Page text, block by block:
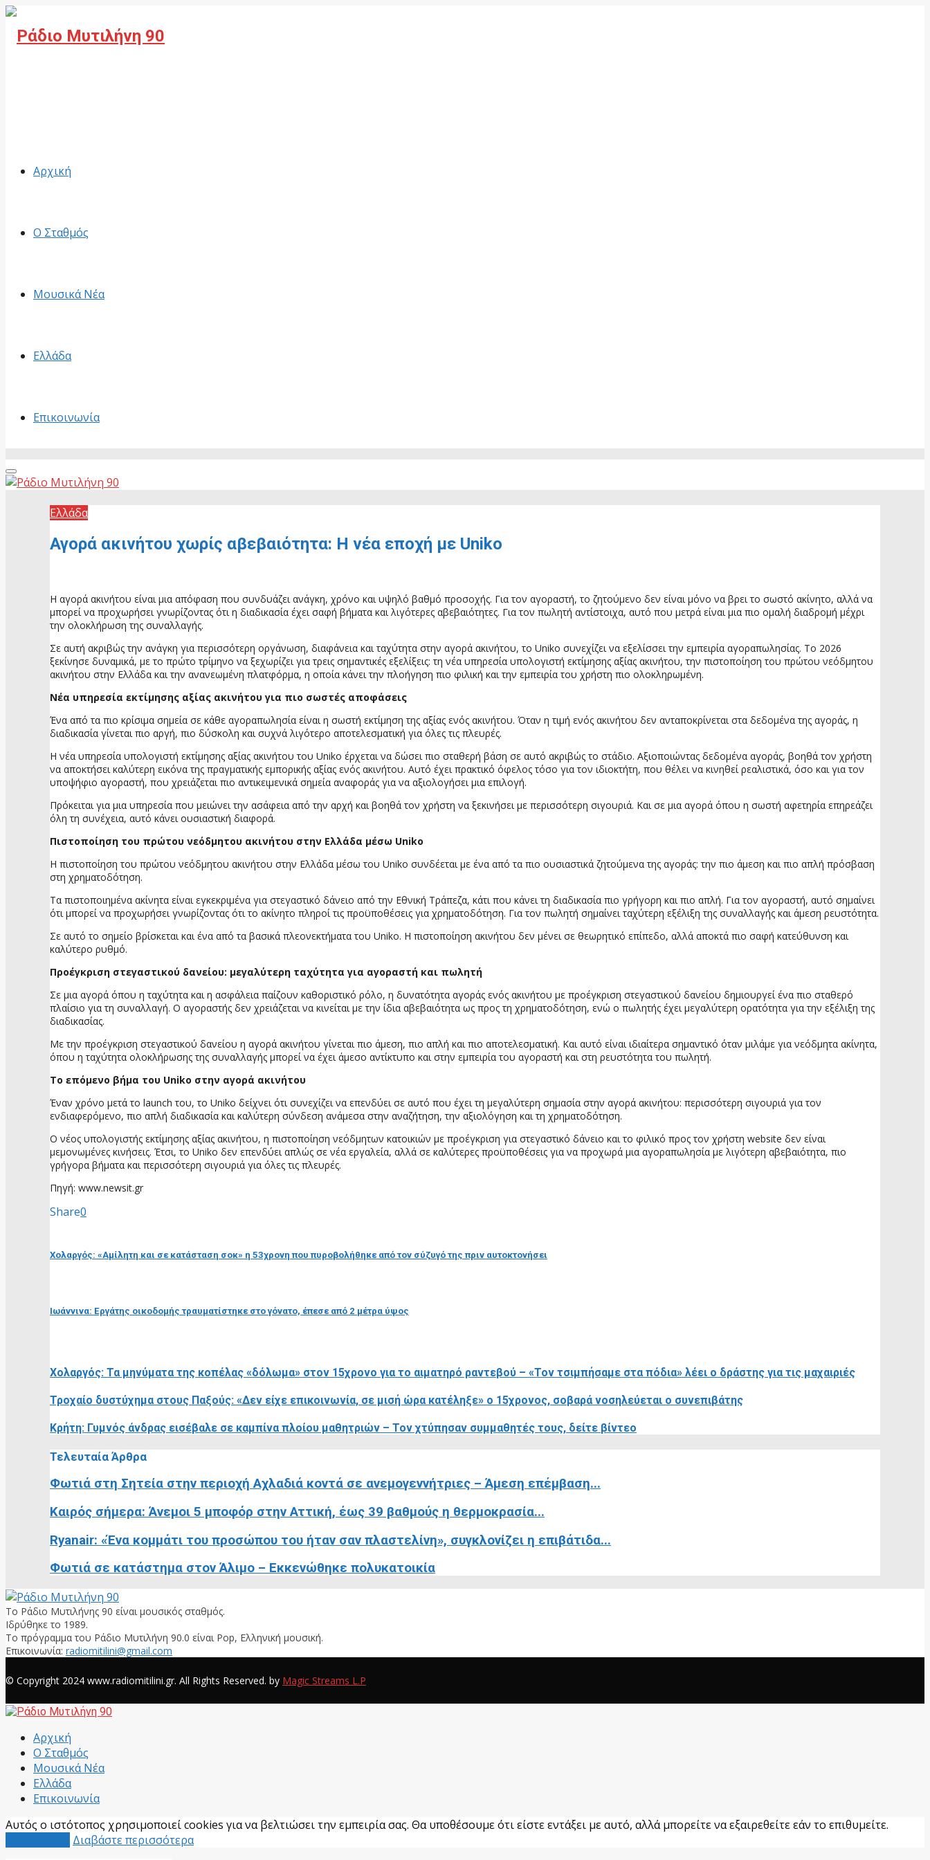
Αρχική
Ο Σταθμός
Μουσικά Νέα
Ελλάδα
Επικοινωνία
Primary
Menu
Ελλάδα
Αγορά ακινήτου χωρίς αβεβαιότητα: Η νέα εποχή με Uniko
Η αγορά ακινήτου είναι μια απόφαση που συνδυάζει ανάγκη, χρόνο και υψηλό βαθμό προσοχής. Για τον αγοραστή, το ζητούμενο δεν είναι μόνο να βρει το σωστό ακίνητο, αλλά να
μπορεί να προχωρήσει γνωρίζοντας ότι η διαδικασία έχει σαφή βήματα και λιγότερες αβεβαιότητες. Για τον πωλητή αντίστοιχα, αυτό που μετρά είναι μια πιο ομαλή διαδρομή μέχρι
την ολοκλήρωση της συναλλαγής.
Σε αυτή ακριβώς την ανάγκη για περισσότερη οργάνωση, διαφάνεια και ταχύτητα στην αγορά ακινήτου, το Uniko συνεχίζει να εξελίσσει την εμπειρία αγοραπωλησίας. Το 2026
ξεκίνησε δυναμικά, με το πρώτο τρίμηνο να ξεχωρίζει για τρεις σημαντικές εξελίξεις: τη νέα υπηρεσία υπολογιστή εκτίμησης αξίας ακινήτου, την πιστοποίηση του πρώτου νεόδμητου
ακινήτου στην Ελλάδα και την ανανεωμένη πλατφόρμα, η οποία κάνει την πλοήγηση πιο φιλική και την εμπειρία του χρήστη πιο ολοκληρωμένη.
Νέα υπηρεσία εκτίμησης αξίας ακινήτου για πιο σωστές αποφάσεις
Ένα από τα πιο κρίσιμα σημεία σε κάθε αγοραπωλησία είναι η σωστή εκτίμηση της αξίας ενός ακινήτου. Όταν η τιμή ενός ακινήτου δεν ανταποκρίνεται στα δεδομένα της αγοράς, η
διαδικασία γίνεται πιο αργή, πιο δύσκολη και συχνά λιγότερο αποτελεσματική για όλες τις πλευρές.
Η νέα υπηρεσία υπολογιστή εκτίμησης αξίας ακινήτου του Uniko έρχεται να δώσει πιο σταθερή βάση σε αυτό ακριβώς το στάδιο. Αξιοποιώντας δεδομένα αγοράς, βοηθά τον χρήστη
να αποκτήσει καλύτερη εικόνα της πραγματικής εμπορικής αξίας ενός ακινήτου. Αυτό έχει πρακτικό όφελος τόσο για τον ιδιοκτήτη, που θέλει να κινηθεί ρεαλιστικά, όσο και για τον
υποψήφιο αγοραστή, που χρειάζεται πιο αντικειμενικά σημεία αναφοράς για να αξιολογήσει μια επιλογή.
Πρόκειται για μια υπηρεσία που μειώνει την ασάφεια από την αρχή και βοηθά τον χρήστη να ξεκινήσει με περισσότερη σιγουριά. Και σε μια αγορά όπου η σωστή αφετηρία επηρεάζει
όλη τη συνέχεια, αυτό κάνει ουσιαστική διαφορά.
Πιστοποίηση του πρώτου νεόδμητου ακινήτου στην Ελλάδα μέσω Uniko
Η πιστοποίηση του πρώτου νεόδμητου ακινήτου στην Ελλάδα μέσω του Uniko συνδέεται με ένα από τα πιο ουσιαστικά ζητούμενα της αγοράς: την πιο άμεση και πιο απλή πρόσβαση
στη χρηματοδότηση.
Τα πιστοποιημένα ακίνητα είναι εγκεκριμένα για στεγαστικό δάνειο από την Εθνική Τράπεζα, κάτι που κάνει τη διαδικασία πιο γρήγορη και πιο απλή. Για τον αγοραστή, αυτό σημαίνει
ότι μπορεί να προχωρήσει γνωρίζοντας ότι το ακίνητο πληροί τις προϋποθέσεις για χρηματοδότηση. Για τον πωλητή σημαίνει ταχύτερη εξέλιξη της συναλλαγής και άμεση ρευστότητα.
Σε αυτό το σημείο βρίσκεται και ένα από τα βασικά πλεονεκτήματα του Uniko. Η πιστοποίηση ακινήτου δεν μένει σε θεωρητικό επίπεδο, αλλά αποκτά πιο σαφή κατεύθυνση και
καλύτερο ρυθμό.
Προέγκριση στεγαστικού δανείου: μεγαλύτερη ταχύτητα για αγοραστή και πωλητή
Σε μια αγορά όπου η ταχύτητα και η ασφάλεια παίζουν καθοριστικό ρόλο, η δυνατότητα αγοράς ενός ακινήτου με προέγκριση στεγαστικού δανείου δημιουργεί ένα πιο σταθερό
πλαίσιο για τη συναλλαγή. Ο αγοραστής δεν χρειάζεται να κινείται με την ίδια αβεβαιότητα ως προς τη χρηματοδότηση, ενώ ο πωλητής έχει μεγαλύτερη ορατότητα για την εξέλιξη της
διαδικασίας.
Με την προέγκριση στεγαστικού δανείου η αγορά ακινήτου γίνεται πιο άμεση, πιο απλή και πιο αποτελεσματική. Και αυτό είναι ιδιαίτερα σημαντικό όταν μιλάμε για νεόδμητα ακίνητα,
όπου η ταχύτητα ολοκλήρωσης της συναλλαγής μπορεί να έχει άμεσο αντίκτυπο και στην εμπειρία του αγοραστή και στη ρευστότητα του πωλητή.
Το επόμενο βήμα του Uniko στην αγορά ακινήτου
Έναν χρόνο μετά το launch του, το Uniko δείχνει ότι συνεχίζει να επενδύει σε αυτό που έχει τη μεγαλύτερη σημασία στην αγορά ακινήτου: περισσότερη σιγουριά για τον
ενδιαφερόμενο, πιο απλή διαδικασία και καλύτερη σύνδεση ανάμεσα στην αναζήτηση, την αξιολόγηση και τη χρηματοδότηση.
Ο νέος υπολογιστής εκτίμησης αξίας ακινήτου, η πιστοποίηση νεόδμητων κατοικιών με προέγκριση για στεγαστικό δάνειο και το φιλικό προς τον χρήστη website δεν είναι
μεμονωμένες κινήσεις. Έτσι, το Uniko δεν επενδύει απλώς σε νέα εργαλεία, αλλά σε καλύτερες προϋποθέσεις για να προχωρά μια αγοραπωλησία με λιγότερη αβεβαιότητα, πιο
γρήγορα βήματα και περισσότερη σιγουριά για όλες τις πλευρές.
Πηγή: www.newsit.gr
Share0
Χολαργός: «Αμίλητη και σε κατάσταση σοκ» η 53χρονη που πυροβολήθηκε από τον σύζυγό της πριν αυτοκτονήσει
Ιωάννινα: Εργάτης οικοδομής τραυματίστηκε στο γόνατο, έπεσε από 2 μέτρα ύψος
Χολαργός: Τα μηνύματα της κοπέλας «δόλωμα» στον 15χρονο για το αιματηρό ραντεβού – «Τον τσιμπήσαμε στα πόδια» λέει ο δράστης για τις μαχαιριές
Τροχαίο δυστύχημα στους Παξούς: «Δεν είχε επικοινωνία, σε μισή ώρα κατέληξε» ο 15χρονος, σοβαρά νοσηλεύεται ο συνεπιβάτης
Κρήτη: Γυμνός άνδρας εισέβαλε σε καμπίνα πλοίου μαθητριών – Τον χτύπησαν συμμαθητές τους, δείτε βίντεο
Τελευταία Άρθρα
Φωτιά στη Σητεία στην περιοχή Αχλαδιά κοντά σε ανεμογεννήτριες – Άμεση επέμβαση...
Καιρός σήμερα: Άνεμοι 5 μποφόρ στην Αττική, έως 39 βαθμούς η θερμοκρασία...
Ryanair: «Ένα κομμάτι του προσώπου του ήταν σαν πλαστελίνη», συγκλονίζει η επιβάτιδα...
Φωτιά σε κατάστημα στον Άλιμο – Εκκενώθηκε πολυκατοικία
Το Ράδιο Μυτιλήνης 90 είναι μουσικός σταθμός.
Ιδρύθηκε το 1989.
Το πρόγραμμα του Ράδιο Μυτιλήνη 90.0 είναι Pop, Ελληνική μουσική.
Επικοινωνία: radiomitilini@gmail.com
© Copyright 2024 www.radiomitilini.gr. All Rights Reserved. by Magic Streams L.P
Αρχική
Ο Σταθμός
Μουσικά Νέα
Ελλάδα
Επικοινωνία
Αυτός ο ιστότοπος χρησιμοποιεί cookies για να βελτιώσει την εμπειρία σας. Θα υποθέσουμε ότι είστε εντάξει με αυτό, αλλά μπορείτε να εξαιρεθείτε εάν το επιθυμείτε.
Διαβάστε περισσότερα